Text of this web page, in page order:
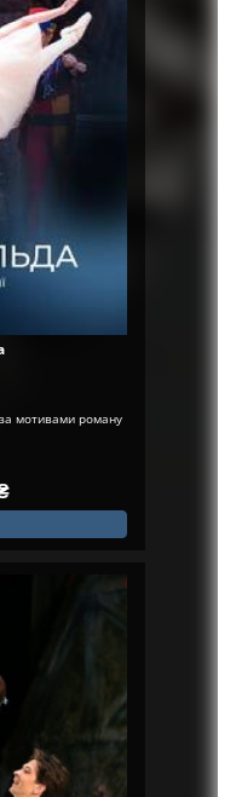
мотивами роману